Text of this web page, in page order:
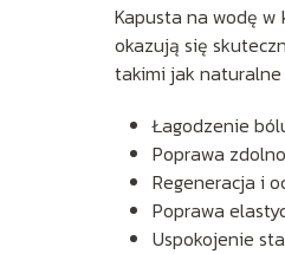
Kapusta na wodę
okazują się
takimi jak naturalne
Łagodzenie
Poprawa
Regeneracja i
Poprawa
Uspokojenie